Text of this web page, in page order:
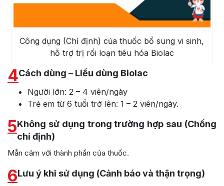
Công dụng (Chỉ định) của thuốc bổ sung vi sinh,
hỗ trợ trị rối loạn tiêu hóa Biolac
4Cách dùng – Liều dùng Biolac
Người lớn: 2 – 4 viên/ngày
Trẻ em từ 6 tuổi trở lên: 1 – 2 viên/ngày.
5Không sử dụng trong trường hợp sau (Chống
chỉ định)
Mẫn cảm với thành phần của thuốc.
6Lưu ý khi sử dụng (Cảnh báo và thận trọng)